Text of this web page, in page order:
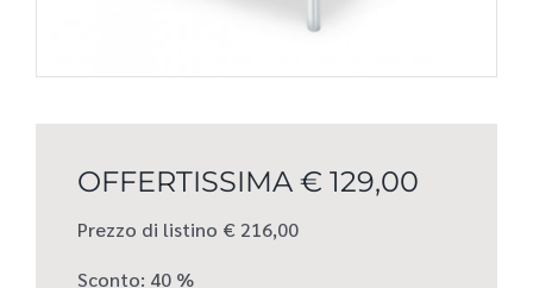
OFFERTISSIMA € 129,00
Prezzo di listino € 216,00
Sconto: 40 %